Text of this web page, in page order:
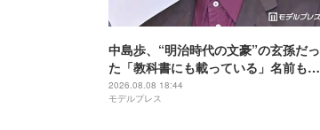
中島歩、“明治時代の文豪”の玄孫だっ
た「教科書にも載っている」名前も先
祖に由来
2026.08.08 18:44
モデルプレス